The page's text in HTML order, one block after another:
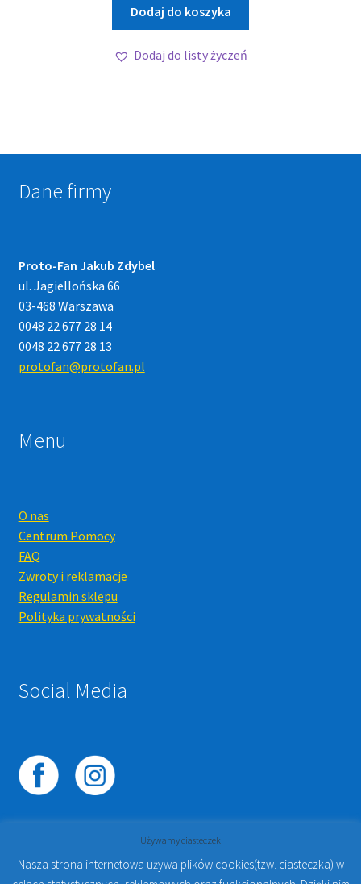
Dodaj do koszyka
Dodaj do listy życzeń
Dane firmy
Proto-Fan Jakub Zdybel
ul. Jagiellońska 66
03-468 Warszawa
0048 22 677 28 14
0048 22 677 28 13
protofan@protofan.pl
Menu
O nas
Centrum Pomocy
FAQ
Zwroty i reklamacje
Regulamin sklepu
Polityka prywatności
Social Media
Używamy ciasteczek
Nasza strona internetowa używa plików cookies(tzw. ciasteczka) w